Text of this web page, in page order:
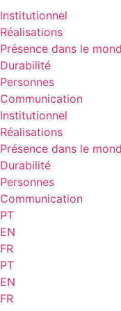
Institutionnel
Réalisations
Présence dans le
Durabilité
Personnes
Communication
Institutionnel
Réalisations
Présence dans le
Durabilité
Personnes
Communication
PT
EN
FR
PT
EN
FR